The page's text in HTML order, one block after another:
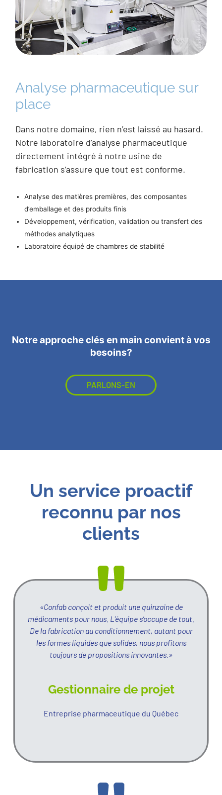
Analyse pharmaceutique sur
place
Dans notre domaine, rien n’est laissé au hasard.
Notre laboratoire d’analyse pharmaceutique
directement intégré à notre usine de
fabrication s’assure que tout est conforme.
Analyse des matières premières, des composantes
d’emballage et des produits finis
Développement, vérification, validation ou transfert des
méthodes analytiques
Laboratoire équipé de chambres de stabilité
Notre approche clés en main convient à vos
besoins?
PARLONS-EN
Un service proactif
reconnu par nos
clients
«Confab conçoit et produit une quinzaine de
médicaments pour nous. L’équipe s’occupe de tout.
De la fabrication au conditionnement, autant pour
les formes liquides que solides, nous profitons
toujours de propositions innovantes.»
Gestionnaire de projet
Entreprise pharmaceutique du Québec